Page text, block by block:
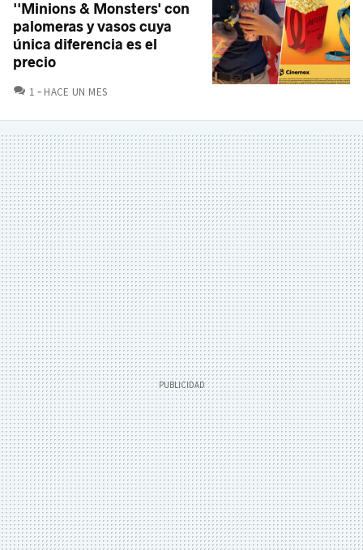
''Minions & Monsters' con
palomeras y vasos cuya
única diferencia es el
precio
1 COMENTARIOS
HACE UN MES